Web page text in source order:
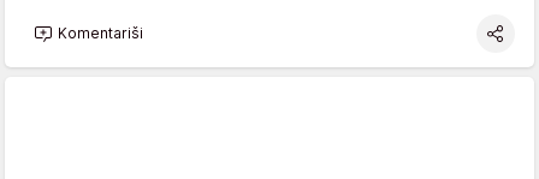
Komentariši